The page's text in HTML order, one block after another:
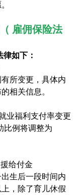
雇佣保险法
律如下：
所变更，具体内
相关信息。
业福利支付率变更
比例将调整为
给付金
生后一段时间内
，除了育儿休假